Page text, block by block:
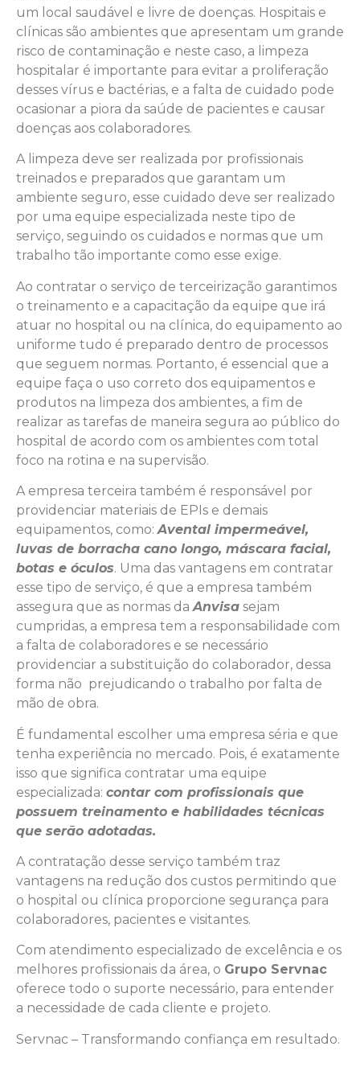
um local saudável e livre de doenças. Hospitais e
clínicas são ambientes que apresentam um grande
risco de contaminação e neste caso, a limpeza
hospitalar é importante para evitar a proliferação
desses vírus e bactérias, e a falta de cuidado pode
ocasionar a piora da saúde de pacientes e causar
doenças aos colaboradores.
A limpeza deve ser realizada por profissionais
treinados e preparados que garantam um
ambiente seguro, esse cuidado deve ser realizado
por uma equipe especializada neste tipo de
serviço, seguindo os cuidados e normas que um
trabalho tão importante como esse exige.
Ao contratar o serviço de terceirização garantimos
o treinamento e a capacitação da equipe que irá
atuar no hospital ou na clínica, do equipamento ao
uniforme tudo é preparado dentro de processos
que seguem normas. Portanto, é essencial que a
equipe faça o uso correto dos equipamentos e
produtos na limpeza dos ambientes, a fim de
realizar as tarefas de maneira segura ao público do
hospital de acordo com os ambientes com total
foco na rotina e na supervisão.
A empresa terceira também é responsável por
providenciar materiais de EPIs e demais
equipamentos, como:Avental impermeável,
luvas de borracha cano longo, máscara facial,
botas e óculos. Uma das vantagens em contratar
esse tipo de serviço, é que a empresa também
assegura que as normas daAnvisa sejam
cumpridas, a empresa tem a responsabilidade com
a falta de colaboradores e se necessário
providenciar a substituição do colaborador, dessa
forma não prejudicando o trabalho por falta de
mão de obra.
É fundamental escolher uma empresa séria e que
tenha experiência no mercado. Pois, é exatamente
isso que significa contratar uma equipe
especializada: contar com profissionais que
possuem treinamento e habilidades técnicas
que serão adotadas.
A contratação desse serviço também traz
vantagens na redução dos custos permitindo que
o hospital ou clínica proporcione segurança para
colaboradores, pacientes e visitantes.
Com atendimento especializado de excelência e os
melhores profissionais da área, o Grupo Servnac
oferece todo o suporte necessário, para entender
a necessidade de cada cliente e projeto.
Servnac – Transformando confiança em resultado.